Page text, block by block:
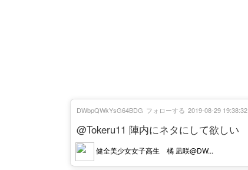
@Tokeru11 陣内にネタにして欲しい
健全美少女女子高生 橘 凪咲@DW...
DWbpQWkYsG64BDG フォローする 2019-08-29 19:38:32